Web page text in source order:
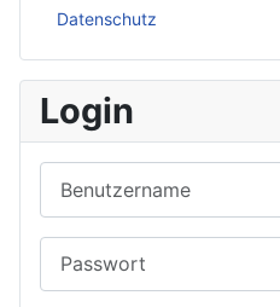
Datenschutz
Login